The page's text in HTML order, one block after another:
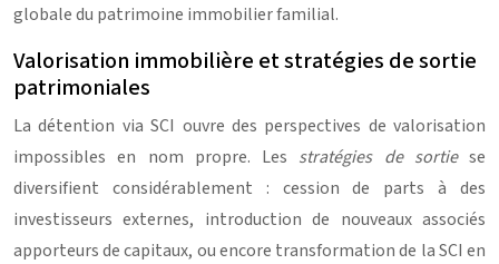
globale du patrimoine immobilier familial.
Valorisation immobilière et stratégies de sortie
patrimoniales
La détention via SCI ouvre des perspectives de valorisation
impossibles en nom propre. Les stratégies de sortie se
diversifient considérablement : cession de parts à des
investisseurs externes, introduction de nouveaux associés
apporteurs de capitaux, ou encore transformation de la SCI en